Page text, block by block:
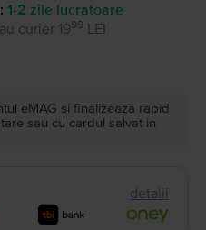
1-2 zile lucratoare
curier 1999 LEI
eMAG si finalizeaza rapid
sau cu cardul salvat in
detalii